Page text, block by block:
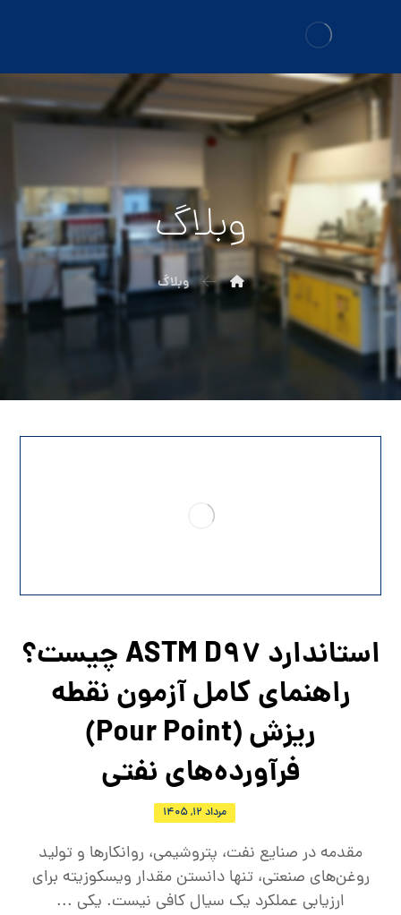
وبلاگ
وبلاگ
استاندارد ASTM D97 چیست؟
راهنمای کامل آزمون نقطه
ریزش (Pour Point)
فرآورده‌های نفتی
مرداد ۱۲, ۱۴۰۵
مقدمه در صنایع نفت، پتروشیمی، روانکارها و تولید
روغن‌های صنعتی، تنها دانستن مقدار ویسکوزیته برای
ارزیابی عملکرد یک سیال کافی نیست. یکی ...